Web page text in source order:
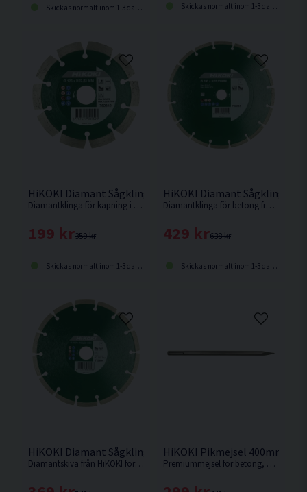
Skickas normalt inom 1-3 dagar Skickas normalt inom 1-3 dagar
HiKOKI Diamant Sågklinga Betong 125mm
Diamantklinga för kapning i Betong.
359 kr
199 kr
Skickas normalt inom 1-3 dagar
HiKOKI Diamant Sågklinga
Diamantklinga för betong från HiKOKI.
638 kr
429 kr
Skickas normalt inom 1-3 dagar
HiKOKI Diamant Sågklinga Betong 180mm
Diamantskiva från HiKOKI för kapning av betong, lättbetong, betongplattor med mera.
HiKOKI Pikmejsel 400mm
Premiummejsel för betong, kakel, murverk och sten från HiKOKI.